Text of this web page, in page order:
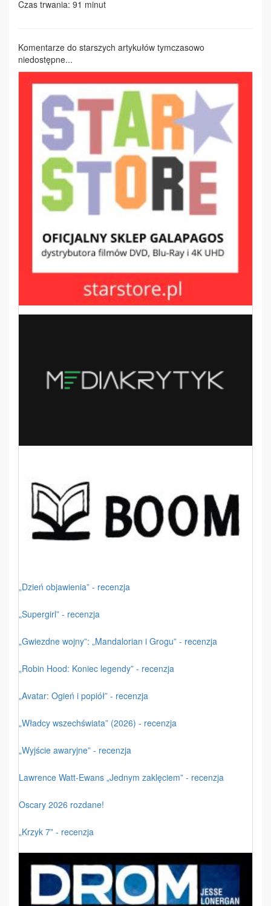
Czas trwania: 91 minut
Komentarze do starszych artykułów tymczasowo
niedostępne...
„Dzień objawienia” - recenzja
„Supergirl” - recenzja
„Gwiezdne wojny”: „Mandalorian i Grogu” - recenzja
„Robin Hood: Koniec legendy” - recenzja
„Avatar: Ogień i popiół” - recenzja
„Władcy wszechświata” (2026) - recenzja
„Wyjście awaryjne” - recenzja
Lawrence Watt-Ewans „Jednym zaklęciem” - recenzja
Oscary 2026 rozdane!
„Krzyk 7” - recenzja